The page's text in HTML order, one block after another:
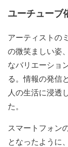
ユーチューブ
アーティストの
の微笑ましい姿
なバリエーショ
る。情報の発信
人の生活に浸透
た。
スマートフォン
となったように